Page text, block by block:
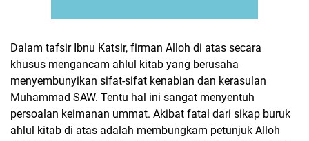
Dalam tafsir Ibnu Katsir, firman Alloh di atas secara
khusus mengancam ahlul kitab yang berusaha
menyembunyikan sifat-sifat kenabian dan kerasulan
Muhammad SAW. Tentu hal ini sangat menyentuh
persoalan keimanan ummat. Akibat fatal dari sikap buruk
ahlul kitab di atas adalah membungkam petunjuk Alloh